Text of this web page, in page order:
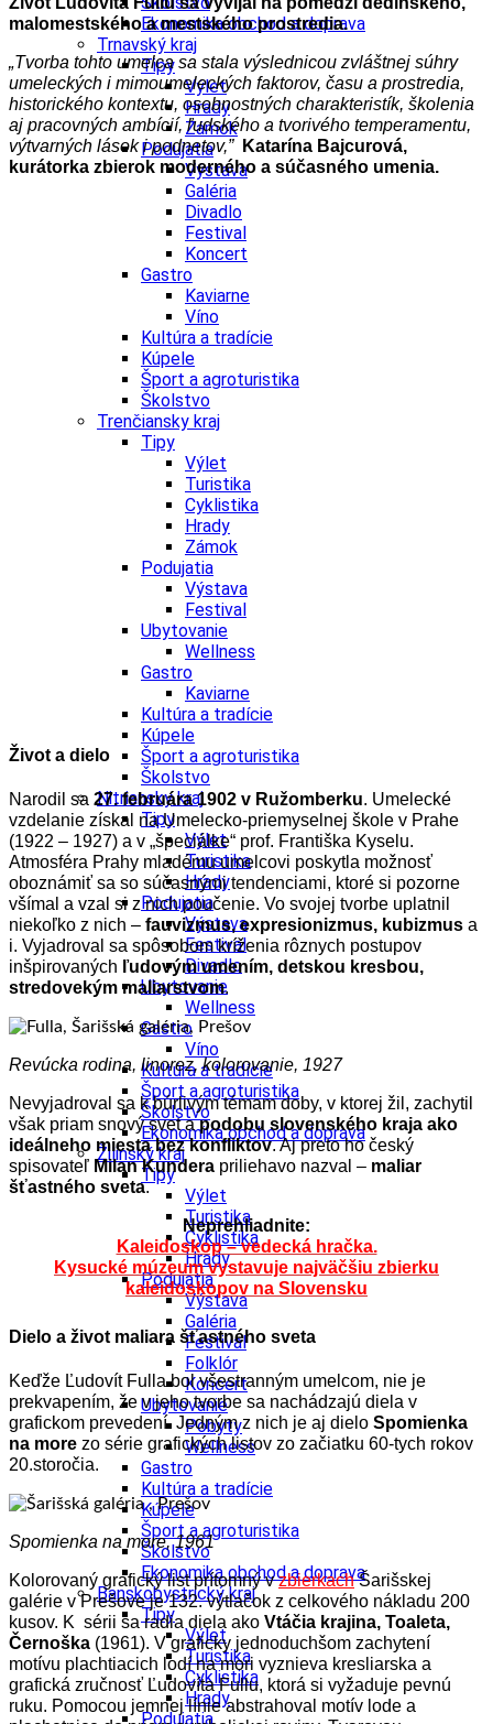
Ekonomika obchod a doprava
Trnavský kraj
Tipy
Výlet
Hrady
Zámok
Podujatia
Výstava
Galéria
Divadlo
Festival
Koncert
Gastro
Kaviarne
Víno
Kultúra a tradície
Kúpele
Šport a agroturistika
Školstvo
Trenčiansky kraj
Tipy
Výlet
Turistika
Cyklistika
Hrady
Zámok
Podujatia
Výstava
Festival
Ubytovanie
Wellness
Gastro
Kaviarne
Kultúra a tradície
Kúpele
Šport a agroturistika
Školstvo
Nitriansky kraj
Tipy
Výlet
Turistika
Hrady
Podujatia
Výstava
Festival
Divadlo
Ubytovanie
Wellness
Gastro
Víno
Kultúra a tradície
Šport a agroturistika
Školstvo
Ekonomika obchod a doprava
Žilinský kraj
Tipy
Výlet
Turistika
Cyklistika
Hrady
Podujatia
Výstava
Galéria
Festival
Folklór
Koncert
Ubytovanie
Pobyty
Wellness
Gastro
Kultúra a tradície
Kúpele
Šport a agroturistika
Školstvo
Ekonomika obchod a doprava
Banskobystrický kraj
Tipy
Výlet
Turistika
Cyklistika
Hrady
Podujatia
malomestského a mestského prostredia.
„Tvorba tohto umelca sa stala výslednicou zvláštnej súhry
umeleckých i mimoumeleckých faktorov, času a prostredia,
historického kontextu, osobnostných charakteristík, školenia
aj pracovných ambícií, ľudského a tvorivého temperamentu,
výtvarných lások i podnetov,” Katarína Bajcurová,
kurátorka zbierok moderného a súčasného umenia.
Život a dielo
Narodil sa 27. februára 1902 v Ružomberku. Umelecké
vzdelanie získal na Umelecko-priemyselnej škole v Prahe
(1922 – 1927) a v „špeciálke“ prof. Františka Kyselu.
Atmosféra Prahy mladému umelcovi poskytla možnosť
oboznámiť sa so súčasnými tendenciami, ktoré si pozorne
všímal a vzal si z nich poučenie. Vo svojej tvorbe uplatnil
niekoľko z nich – fauvizmus, expresionizmus, kubizmus a
i. Vyjadroval sa spôsobom kríženia rôznych postupov
inšpirovaných ľudovým umením, detskou kresbou,
stredovekým maliarstvom.
Revúcka rodina, linorez, kolorovanie, 1927
Nevyjadroval sa k búrlivým témam doby, v ktorej žil, zachytil
však priam snový svet apodobu slovenského kraja ako
ideálneho miesta bez konfliktov. Aj preto ho český
spisovateľ Milan Kundera priliehavo nazval – maliar
šťastného sveta.
Neprehliadnite:
Kaleidoskop – vedecká hračka.
Kysucké múzeum vystavuje najväčšiu zbierku
kaleidoskopov na Slovensku
Dielo a život maliara šťastného sveta
Keďže Ľudovít Fulla bol všestranným umelcom, nie je
prekvapením, že v jeho tvorbe sa nachádzajú diela v
grafickom prevedení. Jedným z nich je aj dielo Spomienka
na more zo série grafických listov zo začiatku 60-tych rokov
20.storočia.
Spomienka na more, 1961
Kolorovaný grafický list prítomný vzbierkachŠarišskej
galérie v Prešove je 132. výtlačok z celkového nákladu 200
kusov. K sérii sa radia diela ako Vtáčia krajina, Toaleta,
Černoška (1961). V graficky jednoduchšom zachytení
motívu plachtiacich lodí na mori vyznieva kresliarska a
grafická zručnosť Ľudovíta Fullu, ktorá si vyžaduje pevnú
ruku. Pomocou jemnej línie abstrahoval motív lode a